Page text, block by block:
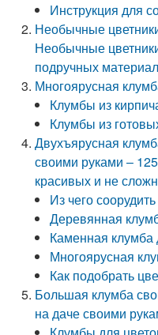
Инструкция для
Необычные
Необычные
подручных
Многоярусная
Клумбы из
Клумбы из
Двухъярусная
своими руками –
красивых и не
Из чего
Деревянная
Каменная клумба
Многоярусная
Как подобрать
Большая клумба
на даче своими